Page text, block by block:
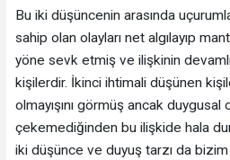
Bu iki düşüncenin arasında
sahip olan olayları net algılayıp
yöne sevk etmiş ve ilişkinin
kişilerdir. İkinci ihtimali düşünen
olmayışını görmüş ancak
çekemediğinden bu ilişkide hala
iki düşünce ve duyuş tarzı da